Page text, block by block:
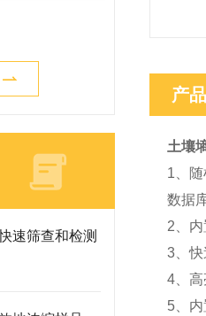
速筛查和检测
产
土壤
1、
数据
2、
3、
4、
5、